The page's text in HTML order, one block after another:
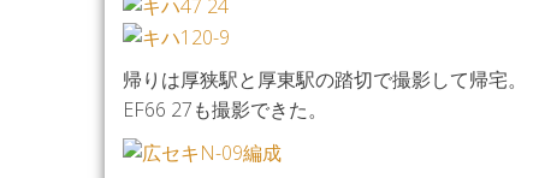
帰りは厚狭駅と厚東駅の踏切で撮影して帰宅。
EF66 27も撮影できた。